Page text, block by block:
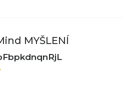
MYŠLENÍ